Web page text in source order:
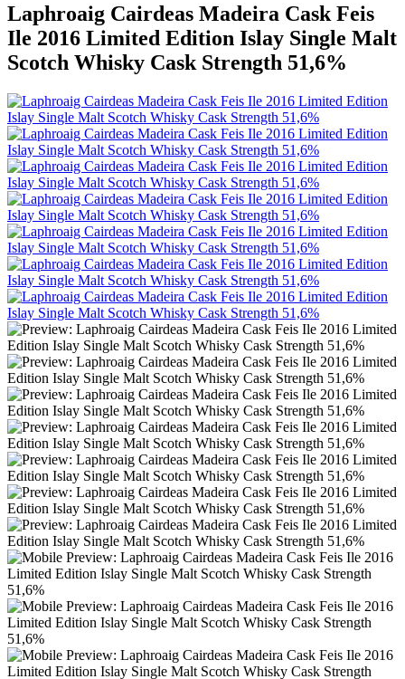
Laphroaig Cairdeas Madeira Cask Feis
Ile 2016 Limited Edition Islay Single Malt
Scotch Whisky Cask Strength 51,6%